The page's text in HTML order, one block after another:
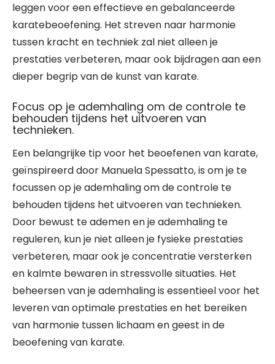
leggen voor een effectieve en gebalanceerde
karatebeoefening. Het streven naar harmonie
tussen kracht en techniek zal niet alleen je
prestaties verbeteren, maar ook bijdragen aan een
dieper begrip van de kunst van karate.
Focus op je ademhaling om de controle te
behouden tijdens het uitvoeren van
technieken.
Een belangrijke tip voor het beoefenen van karate,
geïnspireerd door Manuela Spessatto, is om je te
focussen op je ademhaling om de controle te
behouden tijdens het uitvoeren van technieken.
Door bewust te ademen en je ademhaling te
reguleren, kun je niet alleen je fysieke prestaties
verbeteren, maar ook je concentratie versterken
en kalmte bewaren in stressvolle situaties. Het
beheersen van je ademhaling is essentieel voor het
leveren van optimale prestaties en het bereiken
van harmonie tussen lichaam en geest in de
beoefening van karate.